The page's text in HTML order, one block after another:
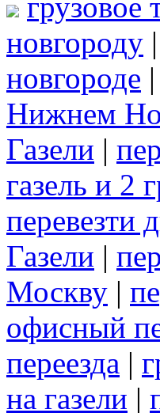
новгороду |
новгороде |
Нижнем
Газели |
газель и 2
перевезти
Газели |
Москву |
офисный
переезда |
на газели |